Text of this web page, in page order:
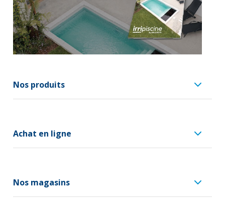
Nos produits
Achat en ligne
Nos magasins